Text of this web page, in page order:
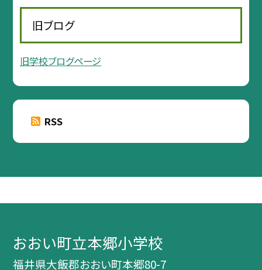
旧ブログ
旧学校ブログページ
RSS
おおい町立本郷小学校
福井県大飯郡おおい町本郷80-7